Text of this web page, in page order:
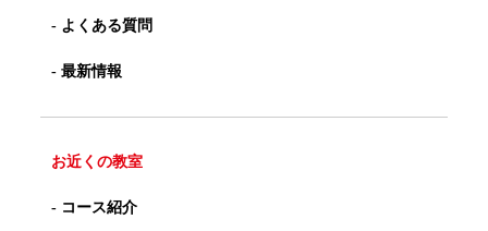
- よくある質問
- 最新情報
お近くの教室
- コース紹介